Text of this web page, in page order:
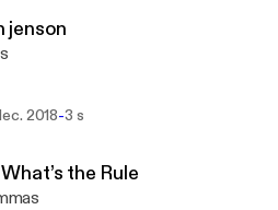
jenson
2018-3 s
the Rule